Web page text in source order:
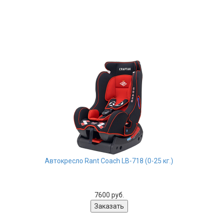
Автокресло Rant Сoach LB-718 (0-25 кг.)
7600 руб.